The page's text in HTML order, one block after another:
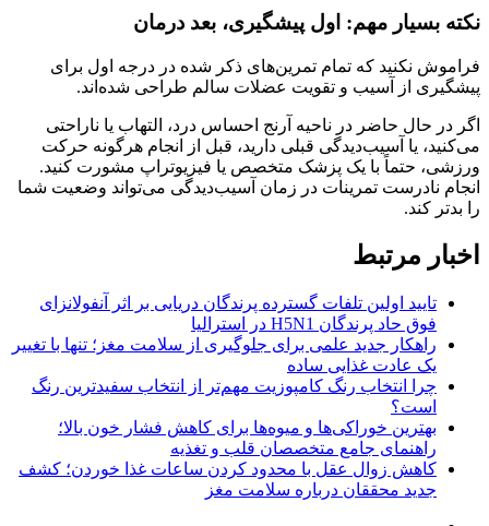
نکته بسیار مهم: اول پیشگیری، بعد درمان
فراموش نکنید که تمام تمرین‌های ذکر شده در درجه اول برای
پیشگیری از آسیب و تقویت عضلات سالم طراحی شده‌اند.
اگر در حال حاضر در ناحیه آرنج احساس درد، التهاب یا ناراحتی
می‌کنید، یا آسیب‌دیدگی قبلی دارید، قبل از انجام هرگونه حرکت
ورزشی، حتماً با یک پزشک متخصص یا فیزیوتراپ مشورت کنید.
انجام نادرست تمرینات در زمان آسیب‌دیدگی می‌تواند وضعیت شما
را بدتر کند.
اخبار مرتبط
تایید اولین تلفات گسترده پرندگان دریایی بر اثر آنفولانزای
فوق حاد پرندگان H5N1 در استرالیا
راهکار جدید علمی برای جلوگیری از سلامت مغز؛ تنها با تغییر
یک عادت غذایی ساده
چرا انتخاب رنگ کامپوزیت مهم‌تر از انتخاب سفیدترین رنگ
است؟
بهترین خوراکی‌ها و میوه‌ها برای کاهش فشار خون بالا؛
راهنمای جامع متخصصان قلب و تغذیه
کاهش زوال عقل با محدود کردن ساعات غذا خوردن؛ کشف
جدید محققان درباره سلامت مغز